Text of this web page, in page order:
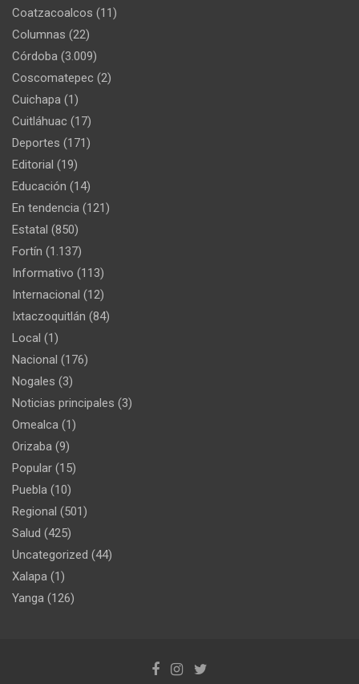
Coatzacoalcos (11)
Columnas (22)
Córdoba (3.009)
Coscomatepec (2)
Cuichapa (1)
Cuitláhuac (17)
Deportes (171)
Editorial (19)
Educación (14)
En tendencia (121)
Estatal (850)
Fortín (1.137)
Informativo (113)
Internacional (12)
Ixtaczoquitlán (84)
Local (1)
Nacional (176)
Nogales (3)
Noticias principales (3)
Omealca (1)
Orizaba (9)
Popular (15)
Puebla (10)
Regional (501)
Salud (425)
Uncategorized (44)
Xalapa (1)
Yanga (126)